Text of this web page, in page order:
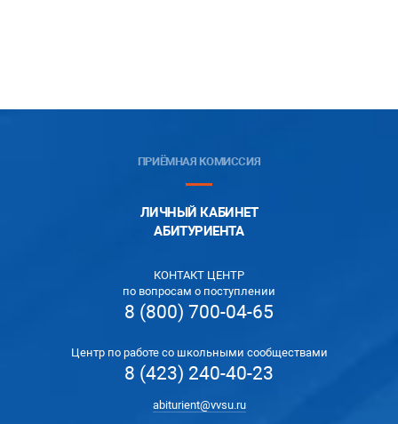
ПРИЁМНАЯ КОМИССИЯ
ЛИЧНЫЙ КАБИНЕТ
АБИТУРИЕНТА
КОНТАКТ ЦЕНТР
по вопросам о поступлении
8 (800) 700-04-65
Центр по работе со школьными сообществами
8 (423) 240-40-23
abiturient@vvsu.ru